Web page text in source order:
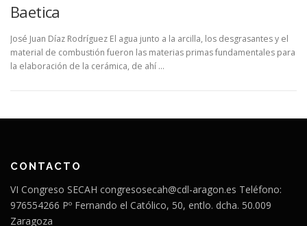
Baetica
José Juan Díaz Rodríguez El agua junto a la arcilla, los desgrasantes y el
material de combustión fueron las materias primas fundamentales para
la elaboración de la cerámica, de ahí …
CONTACTO
VI Congreso SECAH congresosecah@cdl-aragon.es Teléfono:
976554266 Pº Fernando el Católico, 50, entlo. dcha. 50.009
Zaragoza